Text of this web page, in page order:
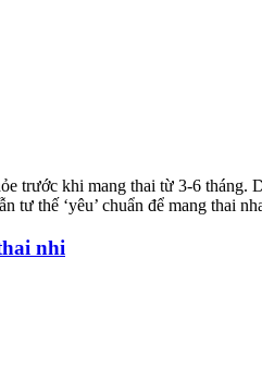
trước khi mang thai từ 3-6
tư thế ‘yêu’ chuẩn để mang thai
nhi